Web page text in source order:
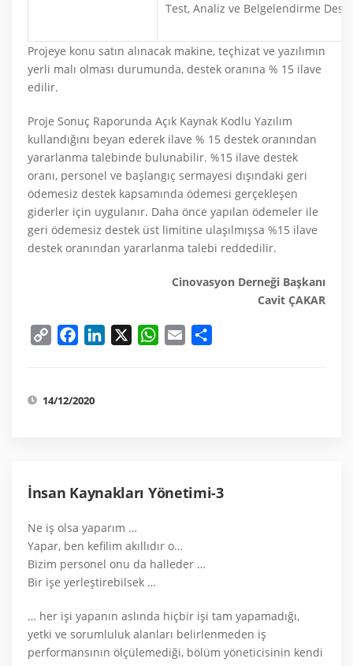
Test, Analiz ve Belgelendirme
Projeye konu satın alınacak makine, teçhizat ve yazılımın
yerli malı olması durumunda, destek oranına % 15 ilave
edilir.
Proje Sonuç Raporunda Açık Kaynak Kodlu Yazılım
kullandığını beyan ederek ilave % 15 destek oranından
yararlanma talebinde bulunabilir. %15 ilave destek
oranı, personel ve başlangıç sermayesi dışındaki geri
ödemesiz destek kapsamında ödemesi gerçekleşen
giderler için uygulanır. Daha önce yapılan ödemeler ile
geri ödemesiz destek üst limitine ulaşılmışsa %15 ilave
destek oranından yararlanma talebi reddedilir.
Cinovasyon Derneği Başkanı
Cavit ÇAKAR
Copy
FacebookLinkedIn WhatsApp
Email
14/12/2020
İnsan Kaynakları Yönetimi-3
Ne iş olsa yaparım …
Yapar, ben kefilim akıllıdır o…
Bizim personel onu da halleder …
Bir işe yerleştirebilsek …
… her işi yapanın aslında hiçbir işi tam yapamadığı,
yetki ve sorumluluk alanları belirlenmeden iş
performansının ölçülemediği, bölüm yöneticisinin kendi